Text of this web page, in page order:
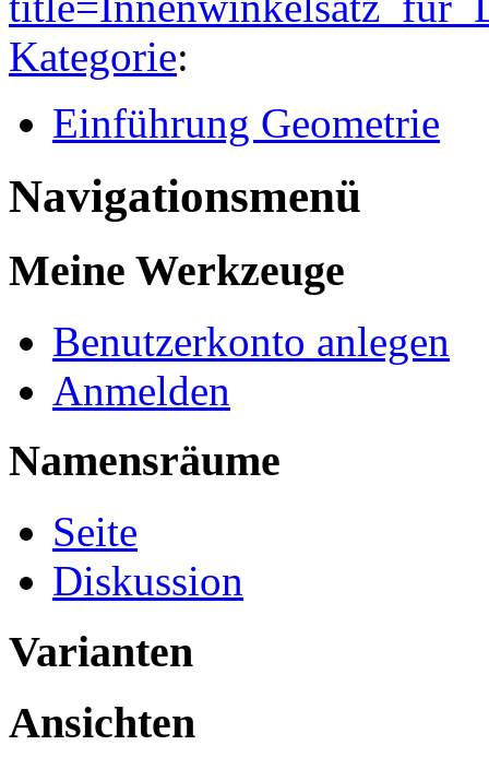
Kategorie:
Einführung Geometrie
Navigationsmenü
Meine Werkzeuge
Benutzerkonto anlegen
Anmelden
Namensräume
Seite
Diskussion
Varianten
Ansichten